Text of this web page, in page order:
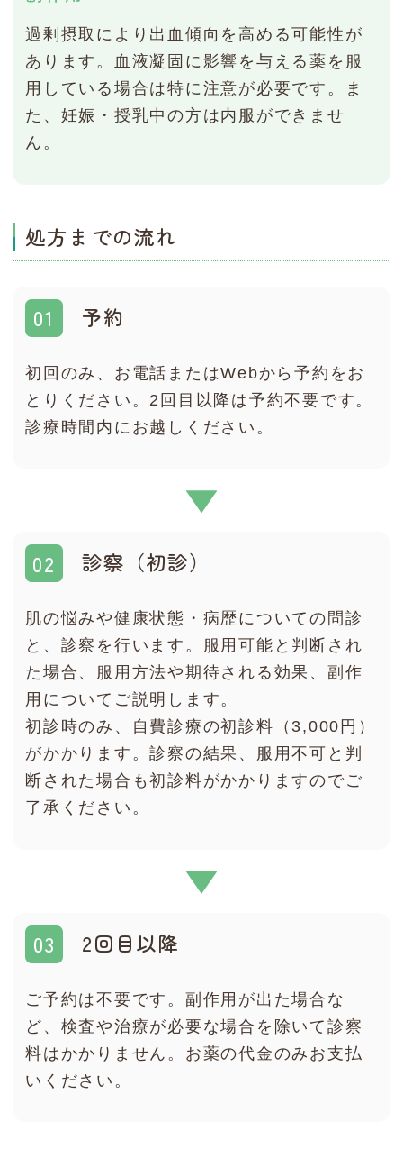
過剰摂取により出血傾向を高める可能性が
あります。血液凝固に影響を与える薬を服
用している場合は特に注意が必要です。ま
た、妊娠・授乳中の方は内服ができませ
ん。
処方までの流れ
予約
初回のみ、お電話またはWebから予約をお
とりください。2回目以降は予約不要です。
診療時間内にお越しください。
診察（初診）
肌の悩みや健康状態・病歴についての問診
と、診察を行います。服用可能と判断され
た場合、服用方法や期待される効果、副作
用についてご説明します。
初診時のみ、自費診療の初診料（3,000円）
がかかります。診察の結果、服用不可と判
断された場合も初診料がかかりますのでご
了承ください。
2回目以降
ご予約は不要です。副作用が出た場合な
ど、検査や治療が必要な場合を除いて診察
料はかかりません。お薬の代金のみお支払
いください。